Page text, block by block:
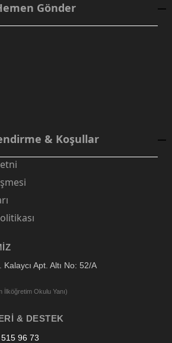
Gönder
& Koşullar
Apt. Altı No: 52/A
İlköğretim Okulu Yanı)
& DESTEK
96 73